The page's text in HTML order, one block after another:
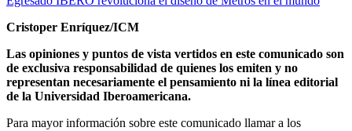
Cristoper Enríquez/ICM
Las opiniones y puntos de vista vertidos en este comunicado son
de exclusiva responsabilidad de quienes los emiten y no
representan necesariamente el pensamiento ni la línea editorial
de la Universidad Iberoamericana.
Para mayor información sobre este comunicado llamar a los